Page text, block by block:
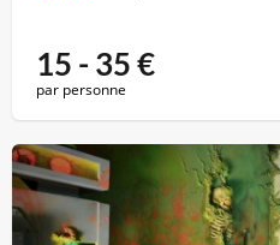
15 - 35€
par personne